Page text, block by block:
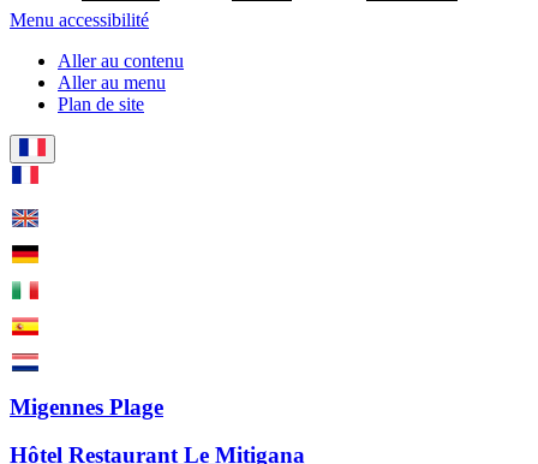
Menu accessibilité
Aller au contenu
Aller au menu
Plan de site
Migennes Plage
Hôtel Restaurant Le Mitigana